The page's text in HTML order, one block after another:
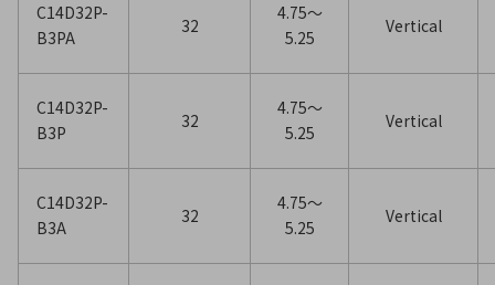
C14D32P-
B3PA
32
4.75〜
5.25
Vertical
C14D32P-
B3P
32
4.75〜
5.25
Vertical
C14D32P-
B3A
32
4.75〜
5.25
Vertical